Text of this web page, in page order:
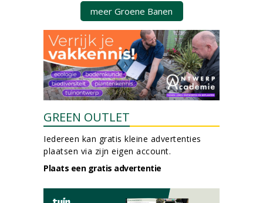
meer Groene Banen
GREEN OUTLET
Iedereen kan gratis kleine advertenties
plaatsen via zijn eigen account.
Plaats een gratis advertentie